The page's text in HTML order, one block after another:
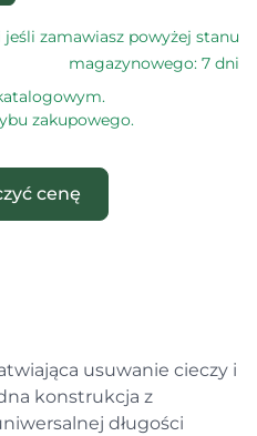
zamawiasz powyżej stanu
magazynowego: 7 dni
zakupowego.
cenę
usuwanie cieczy i
konstrukcja z
długości